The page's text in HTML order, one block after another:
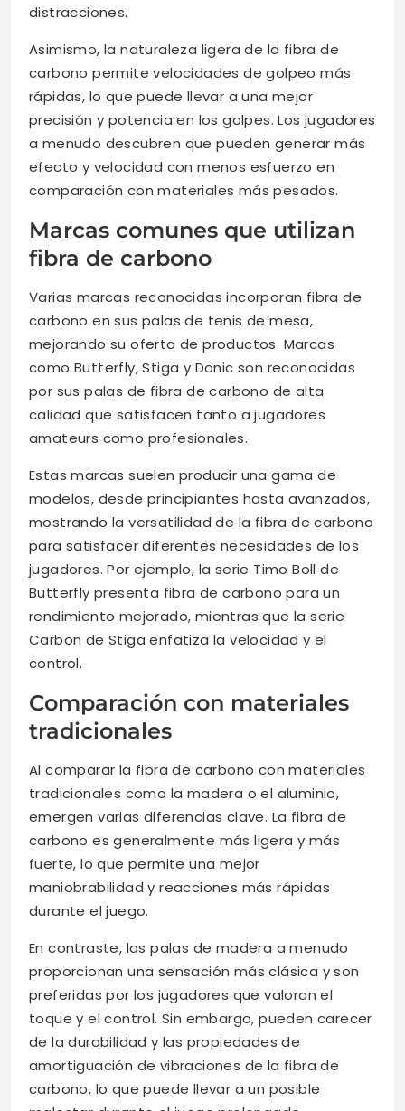
distracciones.
Asimismo, la naturaleza ligera de la fibra de
carbono permite velocidades de golpeo más
rápidas, lo que puede llevar a una mejor
precisión y potencia en los golpes. Los jugadores
a menudo descubren que pueden generar más
efecto y velocidad con menos esfuerzo en
comparación con materiales más pesados.
Marcas comunes que utilizan
fibra de carbono
Varias marcas reconocidas incorporan fibra de
carbono en sus palas de tenis de mesa,
mejorando su oferta de productos. Marcas
como Butterfly, Stiga y Donic son reconocidas
por sus palas de fibra de carbono de alta
calidad que satisfacen tanto a jugadores
amateurs como profesionales.
Estas marcas suelen producir una gama de
modelos, desde principiantes hasta avanzados,
mostrando la versatilidad de la fibra de carbono
para satisfacer diferentes necesidades de los
jugadores. Por ejemplo, la serie Timo Boll de
Butterfly presenta fibra de carbono para un
rendimiento mejorado, mientras que la serie
Carbon de Stiga enfatiza la velocidad y el
control.
Comparación con materiales
tradicionales
Al comparar la fibra de carbono con materiales
tradicionales como la madera o el aluminio,
emergen varias diferencias clave. La fibra de
carbono es generalmente más ligera y más
fuerte, lo que permite una mejor
maniobrabilidad y reacciones más rápidas
durante el juego.
En contraste, las palas de madera a menudo
proporcionan una sensación más clásica y son
preferidas por los jugadores que valoran el
toque y el control. Sin embargo, pueden carecer
de la durabilidad y las propiedades de
amortiguación de vibraciones de la fibra de
carbono, lo que puede llevar a un posible